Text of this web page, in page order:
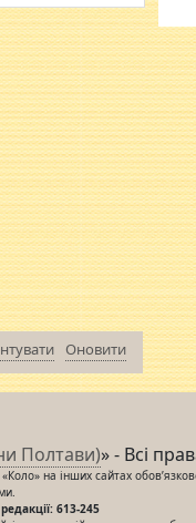
Оновити
Полтави)» - Всі
на інших сайтах
613-245